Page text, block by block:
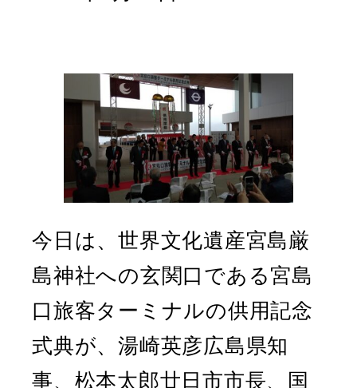
今日は、世界文化遺産宮島厳
島神社への玄関口である宮島
口旅客ターミナルの供用記念
式典が、湯崎英彦広島県知
事、松本太郎廿日市市長、国